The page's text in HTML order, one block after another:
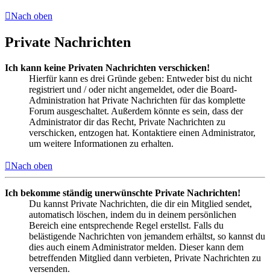
Nach oben
Private Nachrichten
Ich kann keine Privaten Nachrichten verschicken!
Hierfür kann es drei Gründe geben: Entweder bist du nicht
registriert und / oder nicht angemeldet, oder die Board-
Administration hat Private Nachrichten für das komplette
Forum ausgeschaltet. Außerdem könnte es sein, dass der
Administrator dir das Recht, Private Nachrichten zu
verschicken, entzogen hat. Kontaktiere einen Administrator,
um weitere Informationen zu erhalten.
Nach oben
Ich bekomme ständig unerwünschte Private Nachrichten!
Du kannst Private Nachrichten, die dir ein Mitglied sendet,
automatisch löschen, indem du in deinem persönlichen
Bereich eine entsprechende Regel erstellst. Falls du
belästigende Nachrichten von jemandem erhältst, so kannst du
dies auch einem Administrator melden. Dieser kann dem
betreffenden Mitglied dann verbieten, Private Nachrichten zu
versenden.